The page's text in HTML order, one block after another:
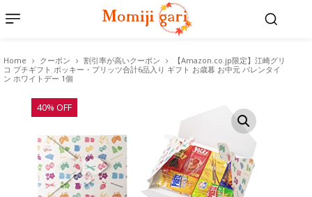
Home クーポン 割引率が高いクーポン
【Amazon.co.jp限定】江崎グリ
コ プチギフト ポッキー・プリッツ合計6品入り ギフト お歳暮 お中元 バレンタイ
ン ホワイトデー 1個
40% OFF